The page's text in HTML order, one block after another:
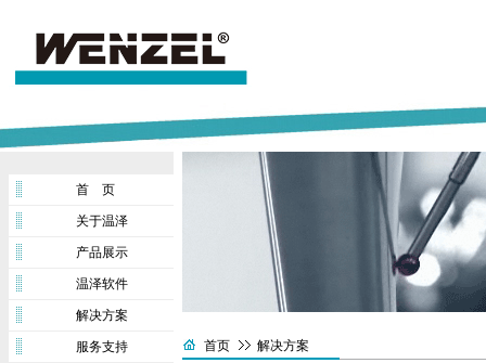
首 页
关于温泽
产品展示
温泽软件
解决方案
服务支持 首页 解决方案